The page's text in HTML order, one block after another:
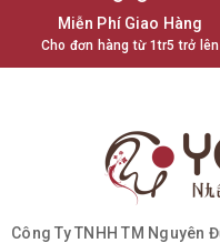
Miễn Phí Giao Hàng
Cho đơn hàng từ 1tr5 trở lên
Công Ty TNHH TM Nguyên